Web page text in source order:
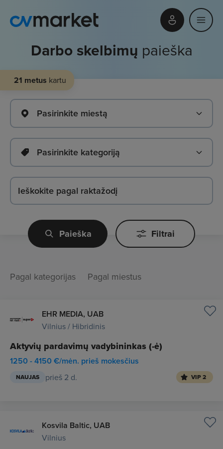
Darbo skelbimų paieška
21 metus kartu
Pasirinkite miestą
Pasirinkite kategoriją
Paieška Filtrai
Pagal kategorijas Pagal miestus
EHR MEDIA, UAB
Vilnius / Hibridinis
Aktyvių pardavimų vadybininkas (-ė)
1250 - 4150 €/mėn. prieš mokesčius
NAUJAS prieš 2 d. VIP 2
Kosvila Baltic, UAB
Vilnius